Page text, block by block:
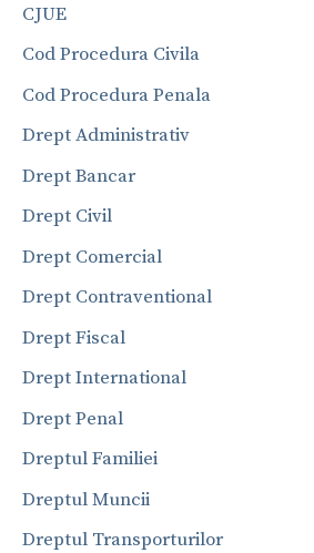
CJUE
Cod Procedura Civila
Cod Procedura Penala
Drept Administrativ
Drept Bancar
Drept Civil
Drept Comercial
Drept Contraventional
Drept Fiscal
Drept International
Drept Penal
Dreptul Familiei
Dreptul Muncii
Dreptul Transporturilor